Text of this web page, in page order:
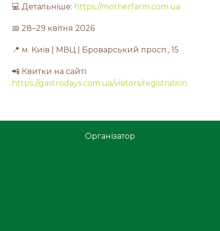
💻 Детальніше: https://motherfarm.com.ua
📅 28–29 квітня 2026
📍 м. Київ | МВЦ | Броварський просп., 15
📲 Квитки на сайті:
https://gastrodays.com.ua/visitors/registration
Організатор